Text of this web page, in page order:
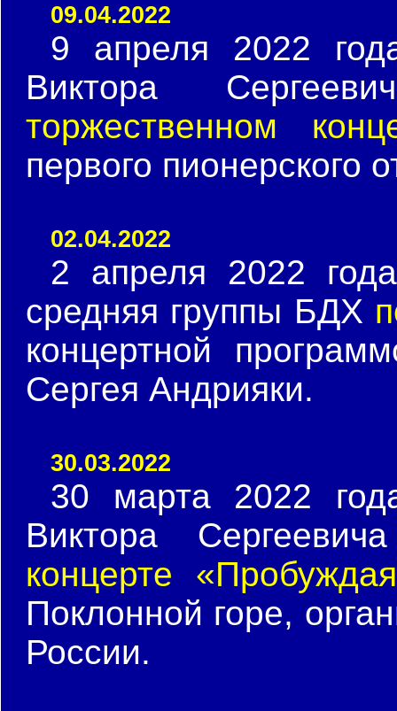
09.04.2022
9 апреля 2022
Виктора
торжественном
первого пионерского
02.04.2022
2 апреля 2022
средняя группы БДХ
концертной
Сергея Андрияки.
30.03.2022
30 марта 2022
Виктора
концерте
Поклонной горе,
России.